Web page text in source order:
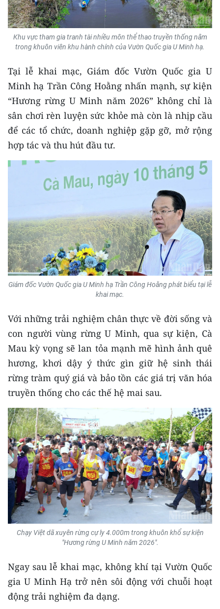
Media Thể thao
Media Giáo dục
Media Khoa học - Công nghệ
Media Môi trường
Ảnh
Infographic
Trung du và miền núi phía Bắc
Đồng bằng sông Hồng
Bắc Trung Bộ
Duyên hải Nam Trung Bộ và Tây
Đông Nam Bộ
Đồng bằng sông Cửu Long
Chuyên trang Hà Nội
Chuyên trang TP. Hồ Chí Minh
CHUYÊN ĐỀ
CÁC CHUYÊN TRANG
VỀ BÁO NHÂN DÂN
THỜI NAY
NHÂN DÂN CUỐI TUẦN
NHÂN DÂN HẰNG THÁNG
ĐỌC BÁO IN
Khu vực tham gia tranh tài nhiều môn thể thao truyền thống nằm
trong khuôn viên khu hành chính của Vườn Quốc gia U Minh hạ.
Tại lễ khai mạc, Giám đốc Vườn Quốc gia U
Minh hạ Trần Công Hoằng nhấn mạnh, sự kiện
“Hương rừng U Minh năm 2026” không chỉ là
sân chơi rèn luyện sức khỏe mà còn là nhịp cầu
để các tổ chức, doanh nghiệp gặp gỡ, mở rộng
hợp tác và thu hút đầu tư.
Giám đốc Vườn Quốc gia U Minh hạ Trần Công Hoằng phát biểu tại lễ
khai mạc.
Với những trải nghiệm chân thực về đời sống và
con người vùng rừng U Minh, qua sự kiện, Cà
Mau kỳ vọng sẽ lan tỏa mạnh mẽ hình ảnh quê
hương, khơi dậy ý thức gìn giữ hệ sinh thái
rừng tràm quý giá và bảo tồn các giá trị văn hóa
truyền thống cho các thế hệ mai sau.
Chạy Việt dã xuyên rừng cự ly 4.000m trong khuôn khổ sự kiện
"Hương rừng U Minh năm 2026".
Ngay sau lễ khai mạc, không khí tại Vườn Quốc
gia U Minh Hạ trở nên sôi động với chuỗi hoạt
động trải nghiệm đa dạng.